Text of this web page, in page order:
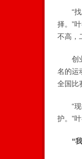
“找工
择。”
不高，
创业
名的运
全国比
“现行
护。”
“我